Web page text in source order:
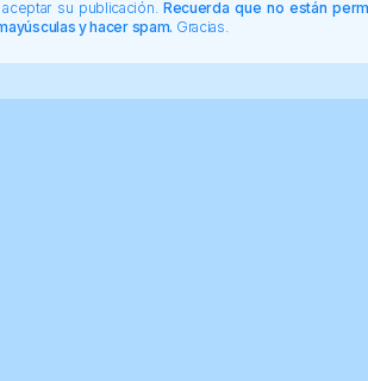
su publicación. Recuerda que no están
y hacer spam. Gracias.